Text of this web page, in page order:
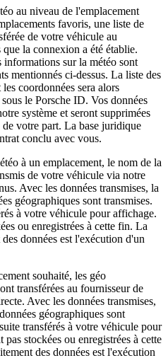
au niveau de l'emplacement
favoris, une liste de
de votre véhicule au
la connexion a été établie.
informations sur la météo sont
mentionnés ci-dessus. La liste des
coordonnées sera alors
le Porsche ID. Vos données
système et seront supprimées
votre part. La base juridique
conclu avec vous.
à un emplacement, le nom de la
de votre véhicule via notre
Avec les données transmises, la
géographiques sont transmises.
à votre véhicule pour affichage.
ou enregistrées à cette fin. La
données est l'exécution d'un
souhaité, les géo
transférées au fournisseur de
Avec les données transmises,
géographiques sont
transférés à votre véhicule pour
stockées ou enregistrées à cette
des données est l'exécution